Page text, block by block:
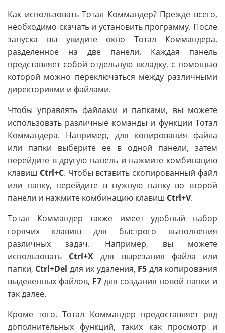
Как использовать Тотал Коммандер? Прежде всего,
необходимо скачать и установить программу. После
запуска вы увидите окно Тотал Коммандера,
разделенное на две панели. Каждая панель
представляет собой отдельную вкладку, с помощью
которой можно переключаться между различными
директориями и файлами.
Чтобы управлять файлами и папками, вы можете
использовать различные команды и функции Тотал
Коммандера. Например, для копирования файла
или папки выберите ее в одной панели, затем
перейдите в другую панель и нажмите комбинацию
клавиш Ctrl+C. Чтобы вставить скопированный файл
или папку, перейдите в нужную папку во второй
панели и нажмите комбинацию клавиш Ctrl+V.
Тотал Коммандер также имеет удобный набор
горячих клавиш для быстрого выполнения
различных задач. Например, вы можете
использовать Ctrl+X для вырезания файла или
папки, Ctrl+Del для их удаления, F5 для копирования
выделенных файлов, F7 для создания новой папки и
так далее.
Кроме того, Тотал Коммандер предоставляет ряд
дополнительных функций, таких как просмотр и